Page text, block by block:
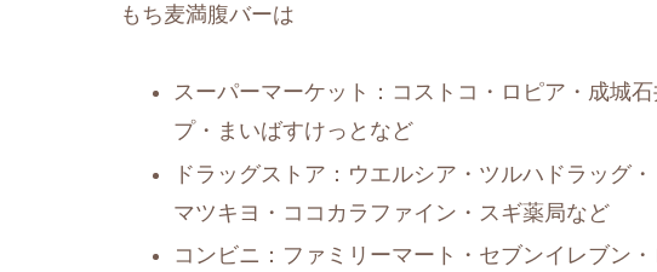
もち麦満腹バーは
スーパーマーケット：コストコ・ロピア・成城
プ・まいばすけっとなど
ドラッグストア：ウエルシア・ツルハドラッグ
マツキヨ・ココカラファイン・スギ薬局など
コンビニ：ファミリーマート・セブンイレブン